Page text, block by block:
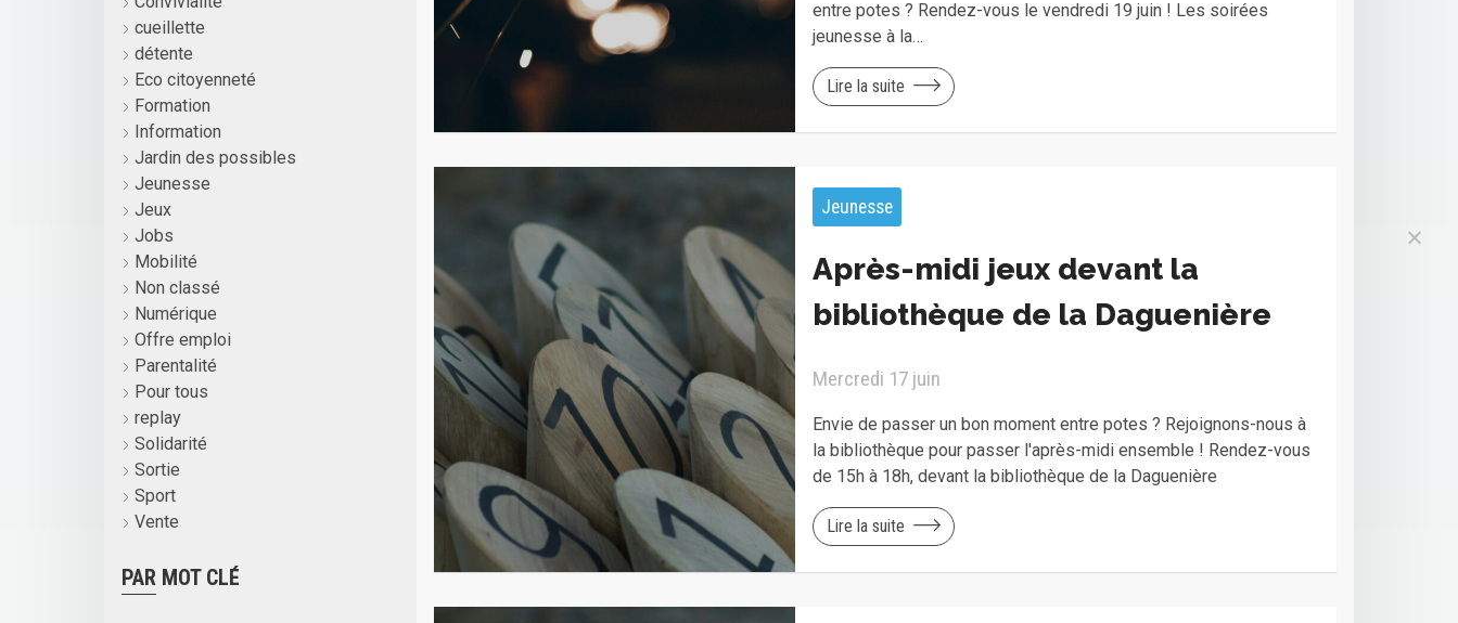
cueillette
détente
Eco citoyenneté
Formation
Information
Jardin des possibles
Jeunesse
Jeux
Jobs
Mobilité
Non classé
Numérique
Offre emploi
Parentalité
Pour tous
replay
Solidarité
Sortie
Sport
Vente
PAR MOT CLÉ
entre potes ? Rendez-vous le vendredi 19 juin ! Les soirées
jeunesse à la…
Lire la suite
Jeunesse
Après-midi jeux devant la
bibliothèque de la Daguenière
Mercredi 17 juin
Envie de passer un bon moment entre potes ? Rejoignons-nous à
la bibliothèque pour passer l'après-midi ensemble ! Rendez-vous
de 15h à 18h, devant la bibliothèque de la Daguenière
Lire la suite